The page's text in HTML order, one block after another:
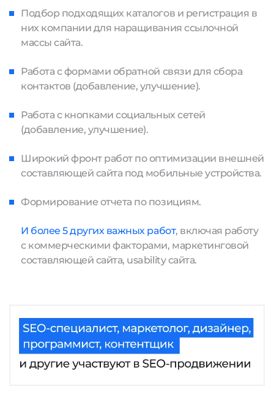
Подбор подходящих каталогов и регистрация в
них компании для наращивания ссылочной
массы сайта.
Работа с формами обратной связи для сбора
контактов (добавление, улучшение).
Работа с кнопками социальных сетей
(добавление, улучшение).
Широкий фронт работ по оптимизации внешней
составляющей сайта под мобильные устройства.
Формирование отчета по позициям.
И более 5 других важных работ, включая работу
с коммерческими факторами, маркетинговой
составляющей сайта, usability сайта.